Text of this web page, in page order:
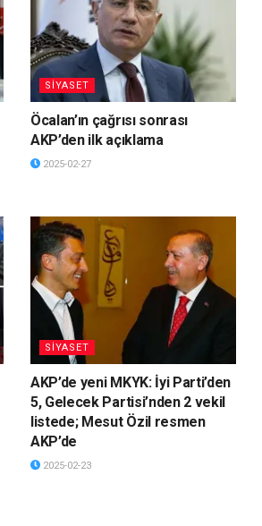
SİYASET
Öcalan’ın çağrısı sonrası
AKP’den ilk açıklama
2025-02-27
SİYASET
AKP’de yeni MKYK: İyi Parti’den
5, Gelecek Partisi’nden 2 vekil
listede; Mesut Özil resmen
AKP’de
2025-02-23